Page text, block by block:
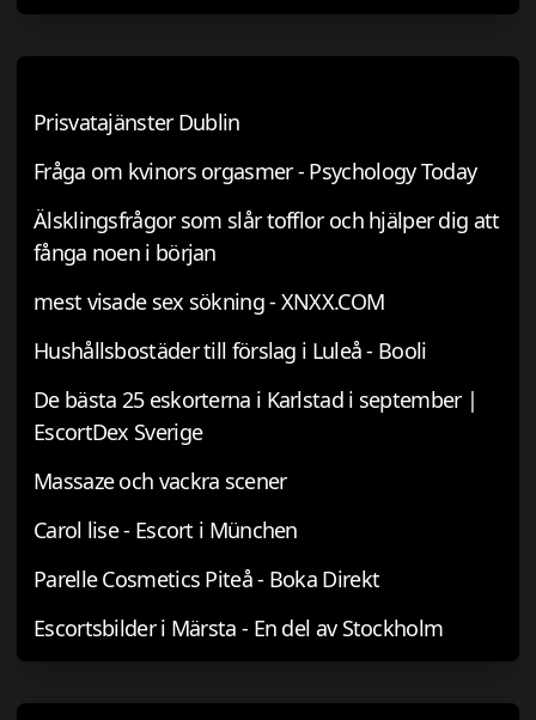
Prisvatajänster Dublin
Fråga om kvinors orgasmer - Psychology Today
Älsklingsfrågor som slår tofflor och hjälper dig att
fånga noen i början
mest visade sex sökning - XNXX.COM
Hushållsbostäder till förslag i Luleå - Booli
De bästa 25 eskorterna i Karlstad i september |
EscortDex Sverige
Massaze och vackra scener
Carol lise - Escort i München
Parelle Cosmetics Piteå - Boka Direkt
Escortsbilder i Märsta - En del av Stockholm